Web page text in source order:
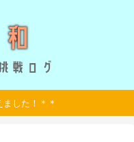
した！＊＊